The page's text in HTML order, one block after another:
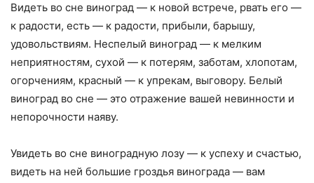
Видеть во сне виноград — к новой встрече, рвать его —
к радости, есть — к радости, прибыли, барышу,
удовольствиям. Неспелый виноград — к мелким
неприятностям, сухой — к потерям, заботам, хлопотам,
огорчениям, красный — к упрекам, выговору. Белый
виноград во сне — это отражение вашей невинности и
непорочности наяву.
Увидеть во сне виноградную лозу — к успеху и счастью,
видеть на ней большие гроздья винограда — вам